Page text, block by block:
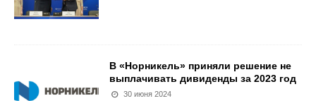
В «Норникель» приняли решение не
выплачивать дивиденды за 2023 год
30 июня 2024